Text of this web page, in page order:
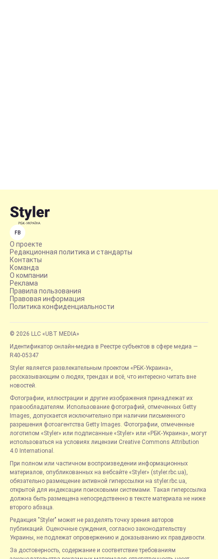
FB
О проекте
Редакционная политика и стандарты
Контакты
Команда
О компании
Реклама
Правила пользования
Правовая информация
Политика конфиденциальности
© 2026 LLC «UBT MEDIA»
Идентификатор онлайн-медиа в Реестре субъектов в сфере медиа —
R40-05347
Styler является развлекательным проектом «РБК-Украина»,
рассказывающим о людях, трендах и всё, что интересно читать вне
новостей.
Фотографии, иллюстрации и другие изображения принадлежат их
правообладателям. Использование фотографий, отмеченных Getty
Images, допускается исключительно при наличии письменного
разрешения фотоагентства Getty Images. Фотографии, отмеченные
логотипом «Styler» или подписанные «Styler» или «РБК-Украина», могут
использоваться на условиях лицензии Creative Commons Attribution
4.0 International.
При полном или частичном воспроизведении информационных
материалов, опубликованных на вебсайте «Styler» (styler.rbc.ua),
обязательно размещение активной гиперссылки на styler.rbc.ua,
открытой для индексации поисковыми системами. Такая гиперссылка
должна быть размещена непосредственно в тексте материала не ниже
второго абзаца.
Редакция "Styler" может не разделять точку зрения авторов
публикаций. Оценочные суждения, согласно законодательству
Украины, не подлежат опровержению и доказыванию их правдивости.
За достоверность, содержание и соответствие требованиям